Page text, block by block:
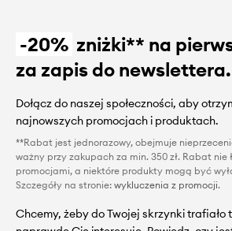
-20% zniżki** na
za zapis do newslettera.
Dołącz do naszej społeczności, aby
najnowszych promocjach i produktach.
**Rabat jest jednorazowy, obejmuje
ważny przy zakupach za min. 350 zł. Rabat nie
promocjami, a niektóre produkty mogą być
Szczegóły na stronie: wykluczenia z promocji.
Chcemy, żeby do Twojej skrzynki trafiało